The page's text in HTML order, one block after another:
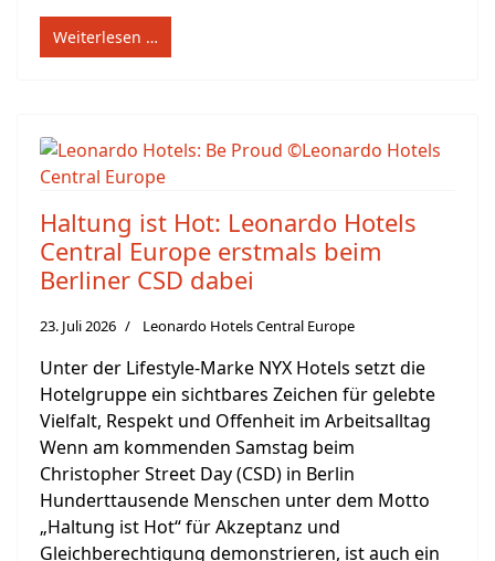
Weiterlesen …
Haltung ist Hot: Leonardo Hotels
Central Europe erstmals beim
Berliner CSD dabei
23. Juli 2026 Leonardo Hotels Central Europe
Unter der Lifestyle-Marke NYX Hotels setzt die
Hotelgruppe ein sichtbares Zeichen für gelebte
Vielfalt, Respekt und Offenheit im Arbeitsalltag
Wenn am kommenden Samstag beim
Christopher Street Day (CSD) in Berlin
Hunderttausende Menschen unter dem Motto
„Haltung ist Hot“ für Akzeptanz und
Gleichberechtigung demonstrieren, ist auch ein